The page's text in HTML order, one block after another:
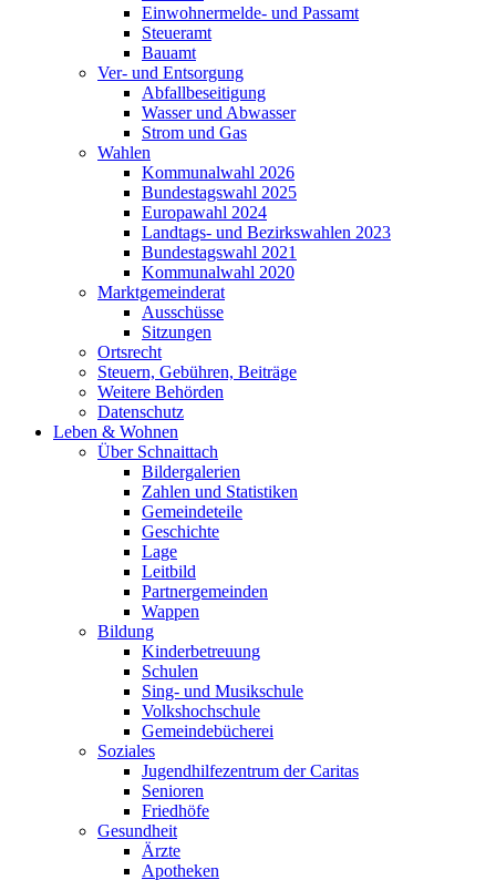
Einwohnermelde- und Passamt
Steueramt
Bauamt
Ver- und Entsorgung
Abfallbeseitigung
Wasser und Abwasser
Strom und Gas
Wahlen
Kommunalwahl 2026
Bundestagswahl 2025
Europawahl 2024
Landtags- und Bezirkswahlen 2023
Bundestagswahl 2021
Kommunalwahl 2020
Marktgemeinderat
Ausschüsse
Sitzungen
Ortsrecht
Steuern, Gebühren, Beiträge
Weitere Behörden
Datenschutz
Leben & Wohnen
Über Schnaittach
Bildergalerien
Zahlen und Statistiken
Gemeindeteile
Geschichte
Lage
Leitbild
Partnergemeinden
Wappen
Bildung
Kinderbetreuung
Schulen
Sing- und Musikschule
Volkshochschule
Gemeindebücherei
Soziales
Jugendhilfezentrum der Caritas
Senioren
Friedhöfe
Gesundheit
Ärzte
Apotheken